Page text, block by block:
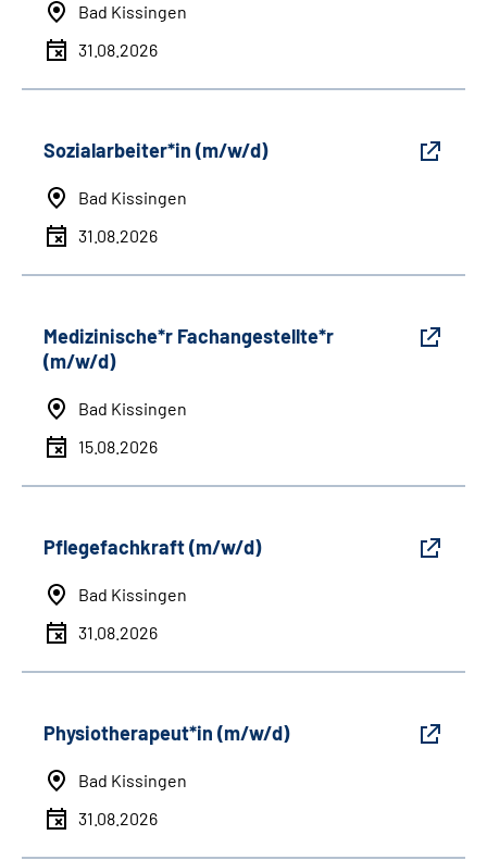
Bad Kissingen
31.08.2026
Sozialarbeiter*in (m/w/d)
Bad Kissingen
31.08.2026
Medizinische*r Fachangestellte*r
(m/w/d)
Bad Kissingen
15.08.2026
Pflegefachkraft (m/w/d)
Bad Kissingen
31.08.2026
Physiotherapeut*in (m/w/d)
Bad Kissingen
31.08.2026